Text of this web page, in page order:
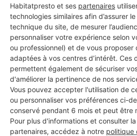
Habitatpresto et ses partenaires
technologies similaires afin d’assurer
technique du site, de mesurer
personnaliser votre expérience selon
ou professionnel) et de vous proposer
adaptées à vos centres d’intérêt. Ces
permettent également de sécuriser
d'améliorer la pertinence de nos
Vous pouvez accepter l'utilisation de
ou personnaliser vos préférences ci-
conservé pendant 6 mois et peut être
Pour plus d'informations et consulter
partenaires, accédez à notre politique
DEMANDER UN